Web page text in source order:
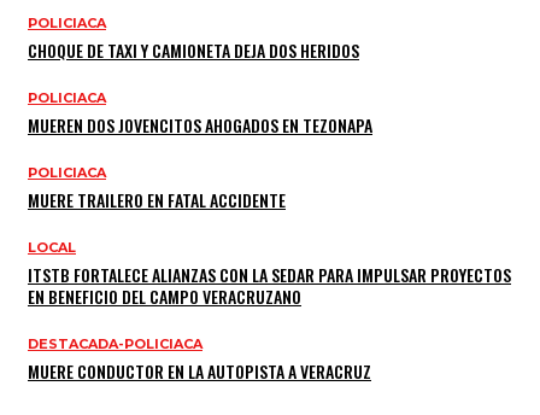
POLICIACA
CHOQUE DE TAXI Y CAMIONETA DEJA DOS HERIDOS
POLICIACA
MUEREN DOS JOVENCITOS AHOGADOS EN TEZONAPA
POLICIACA
MUERE TRAILERO EN FATAL ACCIDENTE
LOCAL
ITSTB FORTALECE ALIANZAS CON LA SEDAR PARA IMPULSAR PROYECTOS
EN BENEFICIO DEL CAMPO VERACRUZANO
DESTACADA-POLICIACA
MUERE CONDUCTOR EN LA AUTOPISTA A VERACRUZ